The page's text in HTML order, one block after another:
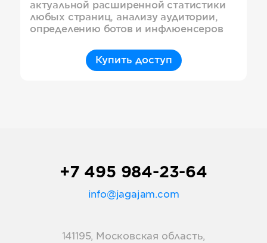
актуальной расширенной статистики
любых страниц, анализу аудитории,
определению ботов и инфлюенсеров
Купить доступ
+7 495 984-23-64
info@jagajam.com
141195, Московская область,